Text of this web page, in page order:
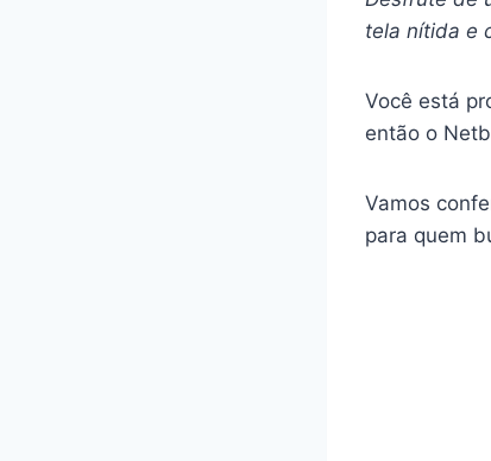
tela nítida e
Você está
então o
Vamos
para quem